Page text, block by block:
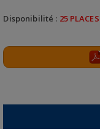
Disponibilité : 25 PLACES